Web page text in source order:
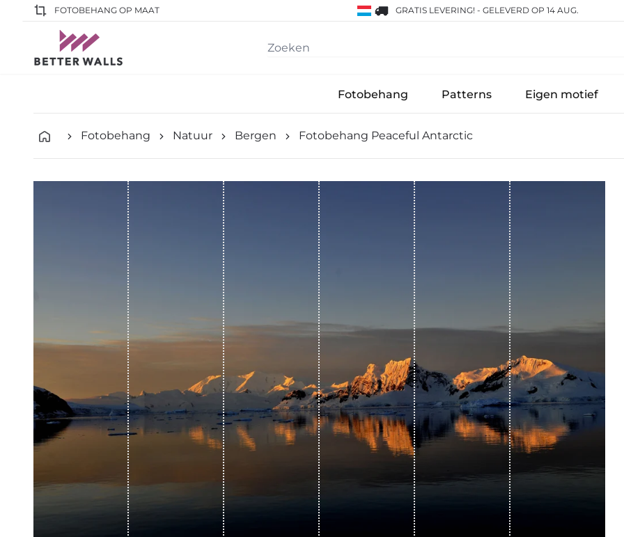
FOTOBEHANG OP MAAT GRATIS LEVERING! - GELEVERD OP 14 AUG.
Fotobehang Patterns Eigen motief
Fotobehang Natuur Bergen Fotobehang Peaceful Antarctic